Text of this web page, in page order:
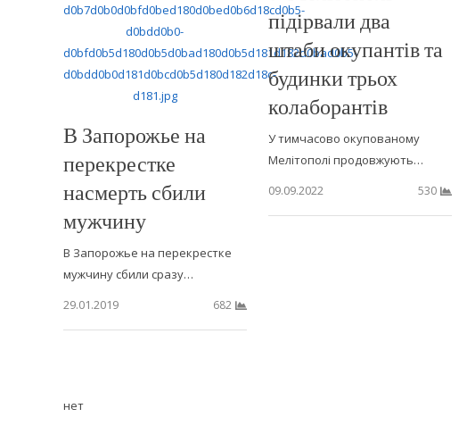
В Запорожье на
перекрестке
насмерть сбили
мужчину
В Запорожье на перекрестке
мужчину сбили сразу…
29.01.2019
682
підірвали два
штаби окупантів та
будинки трьох
колаборантів
У тимчасово окупованому
Мелітополі продовжують…
09.09.2022
530
нет